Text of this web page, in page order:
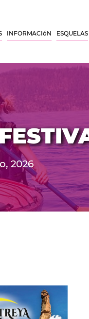
INFORMACIóN ESQUELAS
2026